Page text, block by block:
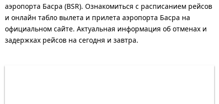
аэропорта Басра (BSR). Ознакомиться с расписанием рейсов
и онлайн табло вылета и прилета аэропорта Басра на
официальном сайте. Актуальная информация об отменах и
задержках рейсов на сегодня и завтра.